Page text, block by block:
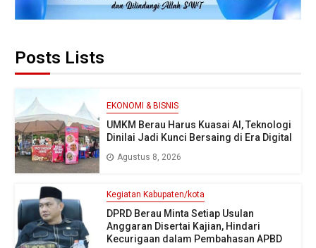
Posts Lists
EKONOMI & BISNIS
UMKM Berau Harus Kuasai AI, Teknologi
Dinilai Jadi Kunci Bersaing di Era Digital
Agustus 8, 2026
Kegiatan Kabupaten/kota
DPRD Berau Minta Setiap Usulan
Anggaran Disertai Kajian, Hindari
Kecurigaan dalam Pembahasan APBD